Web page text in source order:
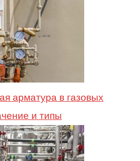
арматура в газовых
и типы